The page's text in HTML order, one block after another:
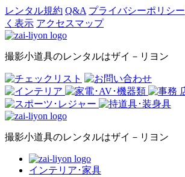
レンタル規約 Q&A プライバシーポリシー
く表示 アクセスマップ
撮影小道具のレンタルはザイ－リヨン
撮影小道具のレンタルはザイ－リヨン
インテリア･家具